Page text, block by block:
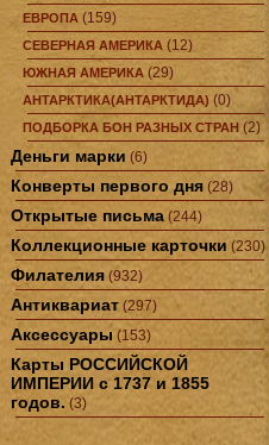
ЕВРОПА (159)
СЕВЕРНАЯ АМЕРИКА (12)
ЮЖНАЯ АМЕРИКА (29)
АНТАРКТИКА(АНТАРКТИДА) (0)
ПОДБОРКА БОН РАЗНЫХ СТРАН (2)
Деньги марки (6)
Конверты первого дня (28)
Открытые письма (244)
Коллекционные карточки (230)
Филателия (932)
Антиквариат (297)
Аксессуары (153)
Карты РОССИЙСКОЙ
ИМПЕРИИ с 1737 и 1855
годов. (3)